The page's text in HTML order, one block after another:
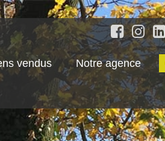
vendus Notre agence